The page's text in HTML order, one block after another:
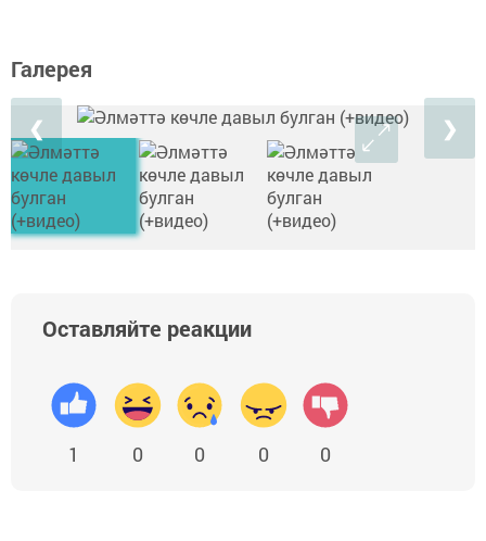
Галерея
❮ ❯
Оставляйте реакции
1 0 0 0 0